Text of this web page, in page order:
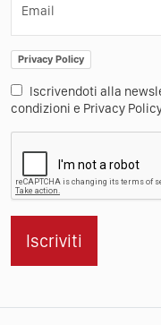
Email
Privacy Policy
Iscrivendoti alla
condizioni e Privacy
Iscriviti